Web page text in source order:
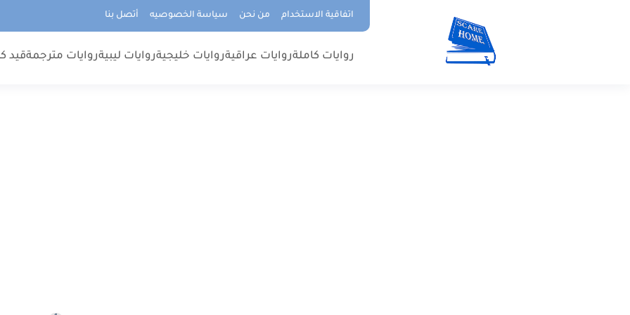
اتفاقية الاستخدام من نحن سياسة الخصوصيه أتصل بنا
روايات كاملةروايات عراقيةروايات خليجيةروايات ليبيةروايات مترجمةقيد